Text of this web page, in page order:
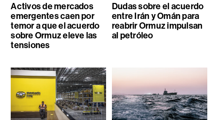
Activos de mercados
emergentes caen por
temor a que el acuerdo
sobre Ormuz eleve las
tensiones
Dudas sobre el acuerdo
entre Irán y Omán para
reabrir Ormuz impulsan
al petróleo